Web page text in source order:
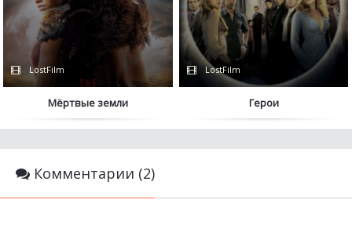
LostFilm
Мёртвые земли
LostFilm
Герои
Комментарии (2)